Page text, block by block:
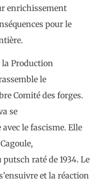
enrichissement
pour le
la Production
le
Comité des forges.
se
le fascisme. Elle
raté de 1934. Le
et la réaction